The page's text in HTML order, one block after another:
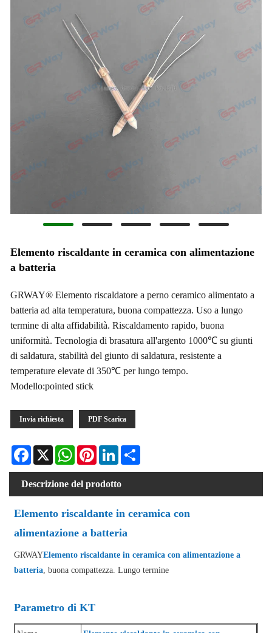
Elemento riscaldante in ceramica con alimentazione
a batteria
GRWAY® Elemento riscaldatore a perno ceramico alimentato a
batteria ad alta temperatura, buona compattezza. Uso a lungo
termine di alta affidabilità. Riscaldamento rapido, buona
uniformità. Tecnologia di brasatura all'argento 1000℃ su giunti
di saldatura, stabilità del giunto di saldatura, resistente a
temperature elevate di 350℃ per lungo tempo.
Modello:pointed stick
Invia richiesta PDF Scarica
Facebook
X WhatsAppPinterestLinkedIn
Descrizione del prodotto
Elemento riscaldante in ceramica con
alimentazione a batteria
GRWAYElemento riscaldante in ceramica con alimentazione a
batteria , buona compattezza. Lungo termine
Parametro di KT